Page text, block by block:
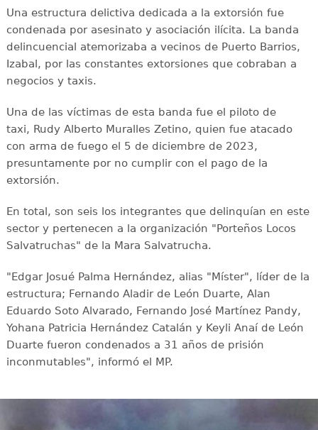
Una estructura delictiva dedicada a la extorsión fue
condenada por asesinato y asociación ilícita. La banda
delincuencial atemorizaba a vecinos de Puerto Barrios,
Izabal, por las constantes extorsiones que cobraban a
negocios y taxis.
Una de las víctimas de esta banda fue el piloto de
taxi, Rudy Alberto Muralles Zetino, quien fue atacado
con arma de fuego el 5 de diciembre de 2023,
presuntamente por no cumplir con el pago de la
extorsión.
En total, son seis los integrantes que delinquían en este
sector y pertenecen a la organización "Porteños Locos
Salvatruchas" de la Mara Salvatrucha.
"Edgar Josué Palma Hernández, alias "Míster", líder de la
estructura; Fernando Aladir de León Duarte, Alan
Eduardo Soto Alvarado, Fernando José Martínez Pandy,
Yohana Patricia Hernández Catalán y Keyli Anaí de León
Duarte fueron condenados a 31 años de prisión
inconmutables", informó el MP.